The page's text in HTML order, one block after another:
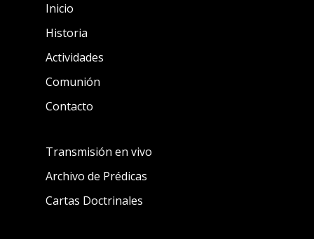
Inicio
Historia
Actividades
Comunión
Contacto
Transmisión en vivo
Archivo de Prédicas
Cartas Doctrinales